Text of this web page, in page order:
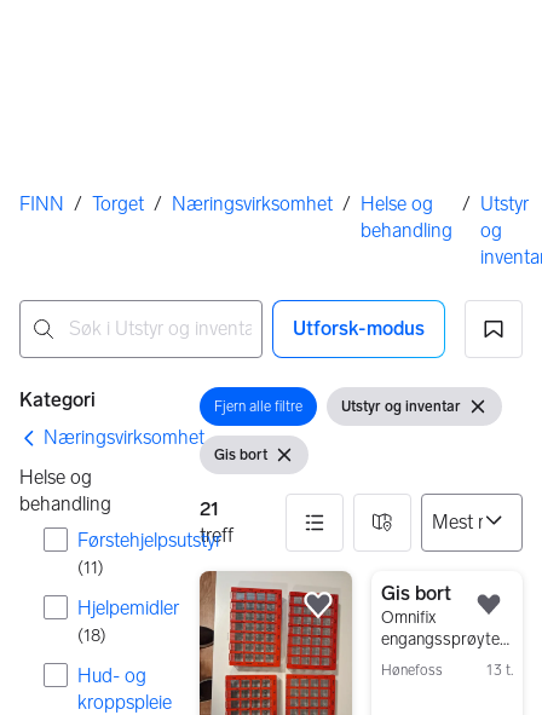
Her er du
FINN / Torget / Næringsvirksomhet / Helse og
behandling
/ Utstyr
og
Utforsk-modus
Filtre
Kategori
Næringsvirksomhet
Helse og
behandling
Førstehjelpsutstyr
(11)
Hjelpemidler
(18)
Hud- og
kroppspleie
Åpne filter
Fjern alle filtre Vis filter
Utstyr og inventar Fjern
Vis filter
Gis bort Fjern filter
21
treff
21 resultater
Legg til som favoritt.
Gis bort
Omnifix
engangssprøyter
20 ml Luer Solo,
Hønefoss 13 t.